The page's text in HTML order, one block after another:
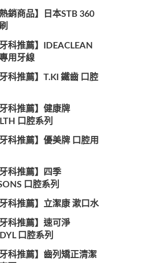
銷商品】日本STB 360
科推薦】IDEACLEAN
用牙線
科推薦】T.KI 鐵齒 口腔
科推薦】健康牌
口腔系列
科推薦】優美牌 口腔用
科推薦】四季
口腔系列
科推薦】立潔康 漱口水
科推薦】速可淨
口腔系列
科推薦】齒列矯正清潔